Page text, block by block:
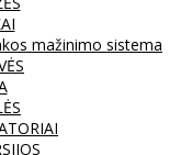
mažinimo sistema